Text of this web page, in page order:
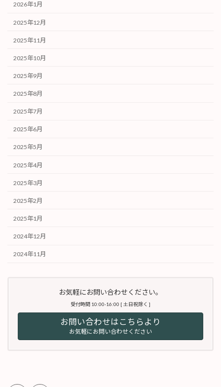
2026年1月
2025年12月
2025年11月
2025年10月
2025年9月
2025年8月
2025年7月
2025年6月
2025年5月
2025年4月
2025年3月
2025年2月
2025年1月
2024年12月
2024年11月
お気軽にお問い合わせください。
受付時間 10:00-16:00 [ 土日祝除く ]
お問い合わせはこちらより
お気軽にお問い合わせください